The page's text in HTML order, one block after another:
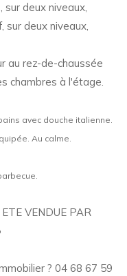
sur deux niveaux,
sur deux niveaux,
au rez-de-chaussée
chambres à l'étage.
avec douche italienne.
Au calme.
VENDUE PAR
? 04 68 67 59